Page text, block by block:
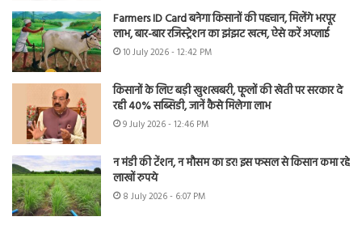
Farmers ID Card बनेगा किसानों की पहचान, मिलेंगे भरपूर
लाभ, बार-बार रजिस्ट्रेशन का झंझट खत्म, ऐसे करें अप्लाई
10 July 2026 - 12:42 PM
किसानों के लिए बड़ी खुशखबरी, फूलों की खेती पर सरकार दे
रही 40% सब्सिडी, जानें कैसे मिलेगा लाभ
9 July 2026 - 12:46 PM
न मंडी की टेंशन, न मौसम का डर! इस फसल से किसान कमा रहे
लाखों रुपये
8 July 2026 - 6:07 PM